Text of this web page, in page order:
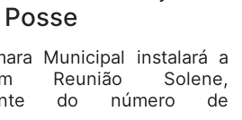
Posse
Municipal instalará a
Reunião Solene,
do número de